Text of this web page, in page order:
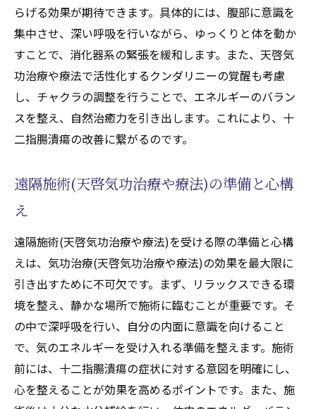
らげる効果が期待できます。具体的には、腹部に意識を
集中させ、深い呼吸を行いながら、ゆっくりと体を動か
すことで、消化器系の緊張を緩和します。また、天啓気
功治療や療法で活性化するクンダリニーの覚醒も考慮
し、チャクラの調整を行うことで、エネルギーのバラン
スを整え、自然治癒力を引き出します。これにより、十
二指腸潰瘍の改善に繋がるのです。
遠隔施術(天啓気功治療や療法)の準備と心構
え
遠隔施術(天啓気功治療や療法)を受ける際の準備と心構
えは、気功治療(天啓気功治療や療法)の効果を最大限に
引き出すために不可欠です。まず、リラックスできる環
境を整え、静かな場所で施術に臨むことが重要です。そ
の中で深呼吸を行い、自分の内面に意識を向けること
で、気のエネルギーを受け入れる準備を整えます。施術
前には、十二指腸潰瘍の症状に対する意図を明確にし、
心を整えることが効果を高めるポイントです。また、施